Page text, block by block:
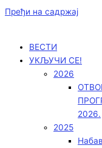
Пређи на садржај
ВЕСТИ
УКЉУЧИ СЕ!
2026
2026.
2025